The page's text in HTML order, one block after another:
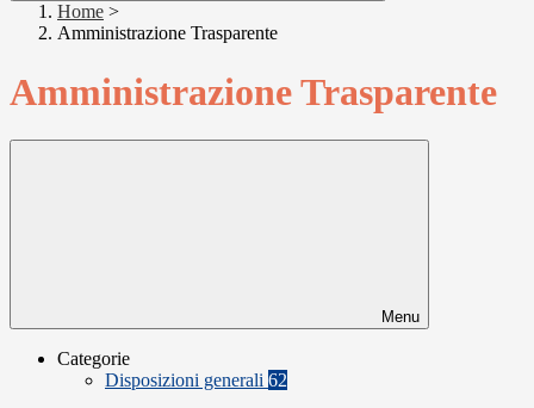
Home >
Amministrazione Trasparente
Amministrazione Trasparente
Menu
Categorie
Disposizioni generali 62